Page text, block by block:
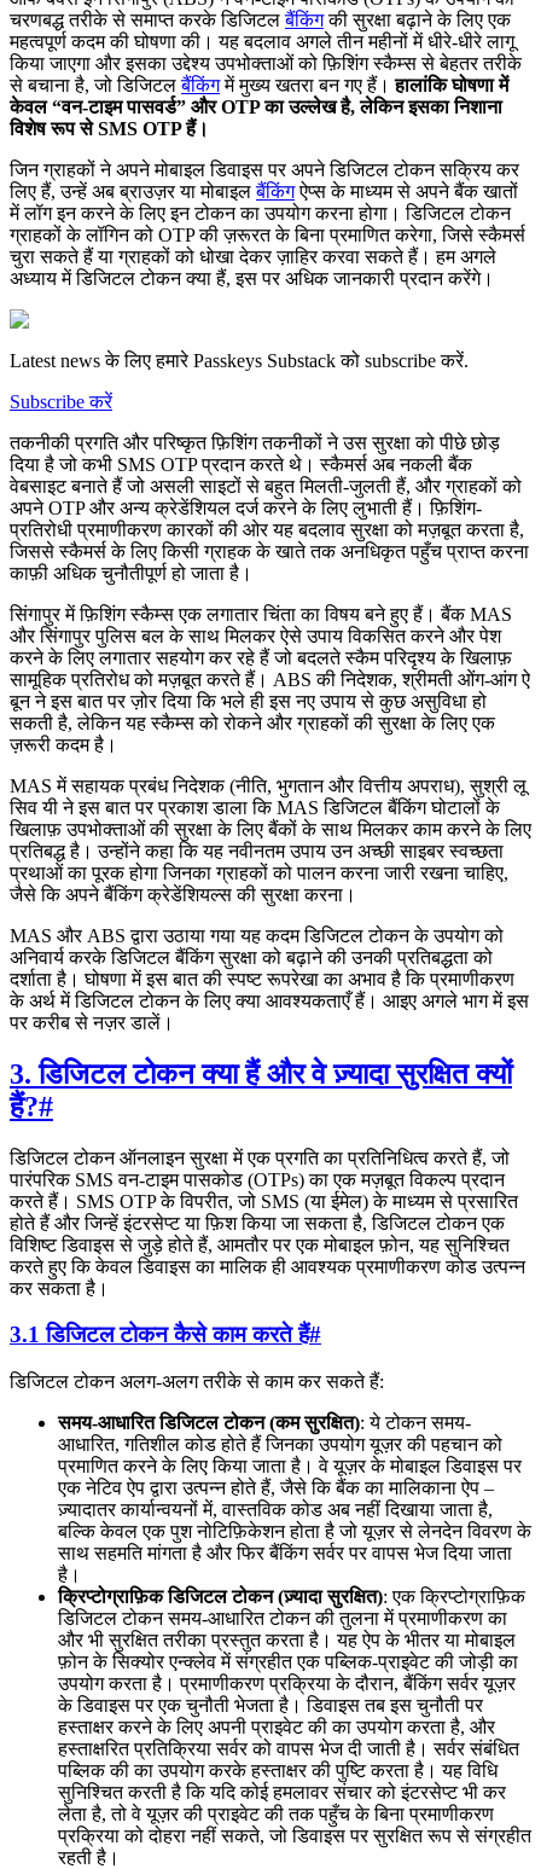
चरणबद्ध तरीके से समाप्त करके डिजिटलबैंकिंगकी सुरक्षा बढ़ाने के लिए एक
महत्वपूर्ण कदम की घोषणा की। यह बदलाव अगले तीन महीनों में धीरे-धीरे लागू
किया जाएगा और इसका उद्देश्य उपभोक्ताओं को फ़िशिंग स्कैम्स से बेहतर तरीके
से बचाना है, जो डिजिटलबैंकिंगमें मुख्य खतरा बन गए हैं।हालांकि घोषणा में
केवल “वन-टाइम पासवर्ड” और OTP का उल्लेख है, लेकिन इसका निशाना
विशेष रूप से SMS OTP हैं।
जिन ग्राहकों ने अपने मोबाइल डिवाइस पर अपने डिजिटल टोकन सक्रिय कर
लिए हैं, उन्हें अब ब्राउज़र या मोबाइलबैंकिंगऐप्स के माध्यम से अपने बैंक खातों
में लॉग इन करने के लिए इन टोकन का उपयोग करना होगा। डिजिटल टोकन
ग्राहकों के लॉगिन को OTP की ज़रूरत के बिना प्रमाणित करेगा, जिसे स्कैमर्स
चुरा सकते हैं या ग्राहकों को धोखा देकर ज़ाहिर करवा सकते हैं। हम अगले
अध्याय में डिजिटल टोकन क्या हैं, इस पर अधिक जानकारी प्रदान करेंगे।
Latest news के लिए हमारे Passkeys Substack को subscribe करें.
Subscribe करें
तकनीकी प्रगति और परिष्कृत फ़िशिंग तकनीकों ने उस सुरक्षा को पीछे छोड़
दिया है जो कभी SMS OTP प्रदान करते थे। स्कैमर्स अब नकली बैंक
वेबसाइट बनाते हैं जो असली साइटों से बहुत मिलती-जुलती हैं, और ग्राहकों को
अपने OTP और अन्य क्रेडेंशियल दर्ज करने के लिए लुभाती हैं। फ़िशिंग-
प्रतिरोधी प्रमाणीकरण कारकों की ओर यह बदलाव सुरक्षा को मज़बूत करता है,
जिससे स्कैमर्स के लिए किसी ग्राहक के खाते तक अनधिकृत पहुँच प्राप्त करना
काफ़ी अधिक चुनौतीपूर्ण हो जाता है।
सिंगापुर में फ़िशिंग स्कैम्स एक लगातार चिंता का विषय बने हुए हैं। बैंक MAS
और सिंगापुर पुलिस बल के साथ मिलकर ऐसे उपाय विकसित करने और पेश
करने के लिए लगातार सहयोग कर रहे हैं जो बदलते स्कैम परिदृश्य के खिलाफ़
सामूहिक प्रतिरोध को मज़बूत करते हैं। ABS की निदेशक, श्रीमती ओंग-आंग ऐ
बून ने इस बात पर ज़ोर दिया कि भले ही इस नए उपाय से कुछ असुविधा हो
सकती है, लेकिन यह स्कैम्स को रोकने और ग्राहकों की सुरक्षा के लिए एक
ज़रूरी कदम है।
MAS में सहायक प्रबंध निदेशक (नीति, भुगतान और वित्तीय अपराध), सुश्री लू
सिव यी ने इस बात पर प्रकाश डाला कि MAS डिजिटल बैंकिंग घोटालों के
खिलाफ़ उपभोक्ताओं की सुरक्षा के लिए बैंकों के साथ मिलकर काम करने के लिए
प्रतिबद्ध है। उन्होंने कहा कि यह नवीनतम उपाय उन अच्छी साइबर स्वच्छता
प्रथाओं का पूरक होगा जिनका ग्राहकों को पालन करना जारी रखना चाहिए,
जैसे कि अपने बैंकिंग क्रेडेंशियल्स की सुरक्षा करना।
MAS और ABS द्वारा उठाया गया यह कदम डिजिटल टोकन के उपयोग को
अनिवार्य करके डिजिटल बैंकिंग सुरक्षा को बढ़ाने की उनकी प्रतिबद्धता को
दर्शाता है। घोषणा में इस बात की स्पष्ट रूपरेखा का अभाव है कि प्रमाणीकरण
के अर्थ में डिजिटल टोकन के लिए क्या आवश्यकताएँ हैं। आइए अगले भाग में इस
पर करीब से नज़र डालें।
3. डिजिटल टोकन क्या हैं और वे ज़्यादा सुरक्षित क्यों
हैं?#
डिजिटल टोकन ऑनलाइन सुरक्षा में एक प्रगति का प्रतिनिधित्व करते हैं, जो
पारंपरिक SMS वन-टाइम पासकोड (OTPs) का एक मज़बूत विकल्प प्रदान
करते हैं। SMS OTP के विपरीत, जो SMS (या ईमेल) के माध्यम से प्रसारित
होते हैं और जिन्हें इंटरसेप्ट या फ़िश किया जा सकता है, डिजिटल टोकन एक
विशिष्ट डिवाइस से जुड़े होते हैं, आमतौर पर एक मोबाइल फ़ोन, यह सुनिश्चित
करते हुए कि केवल डिवाइस का मालिक ही आवश्यक प्रमाणीकरण कोड उत्पन्न
कर सकता है।
3.1 डिजिटल टोकन कैसे काम करते हैं#
डिजिटल टोकन अलग-अलग तरीके से काम कर सकते हैं:
समय-आधारित डिजिटल टोकन (कम सुरक्षित): ये टोकन समय-
आधारित, गतिशील कोड होते हैं जिनका उपयोग यूज़र की पहचान को
प्रमाणित करने के लिए किया जाता है। वे यूज़र के मोबाइल डिवाइस पर
एक नेटिव ऐप द्वारा उत्पन्न होते हैं, जैसे कि बैंक का मालिकाना ऐप –
ज़्यादातर कार्यान्वयनों में, वास्तविक कोड अब नहीं दिखाया जाता है,
बल्कि केवल एक पुश नोटिफ़िकेशन होता है जो यूज़र से लेनदेन विवरण के
साथ सहमति मांगता है और फिर बैंकिंग सर्वर पर वापस भेज दिया जाता
है।
क्रिप्टोग्राफ़िक डिजिटल टोकन (ज़्यादा सुरक्षित): एक क्रिप्टोग्राफ़िक
डिजिटल टोकन समय-आधारित टोकन की तुलना में प्रमाणीकरण का
और भी सुरक्षित तरीका प्रस्तुत करता है। यह ऐप के भीतर या मोबाइल
फ़ोन के सिक्योर एन्क्लेव में संग्रहीत एक पब्लिक-प्राइवेट की जोड़ी का
उपयोग करता है। प्रमाणीकरण प्रक्रिया के दौरान, बैंकिंग सर्वर यूज़र
के डिवाइस पर एक चुनौती भेजता है। डिवाइस तब इस चुनौती पर
हस्ताक्षर करने के लिए अपनी प्राइवेट की का उपयोग करता है, और
हस्ताक्षरित प्रतिक्रिया सर्वर को वापस भेज दी जाती है। सर्वर संबंधित
पब्लिक की का उपयोग करके हस्ताक्षर की पुष्टि करता है। यह विधि
सुनिश्चित करती है कि यदि कोई हमलावर संचार को इंटरसेप्ट भी कर
लेता है, तो वे यूज़र की प्राइवेट की तक पहुँच के बिना प्रमाणीकरण
प्रक्रिया को दोहरा नहीं सकते, जो डिवाइस पर सुरक्षित रूप से संग्रहीत
रहती है।